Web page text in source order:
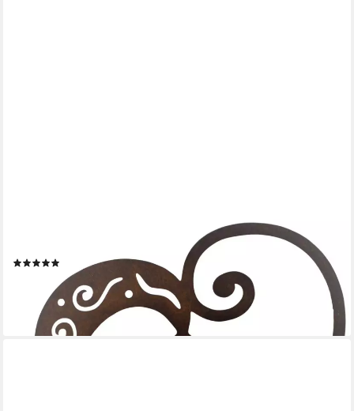
Gartenfigur Rost Deko Herz, echter Rost
lieferbar - in 2-3 Werktagen bei dir